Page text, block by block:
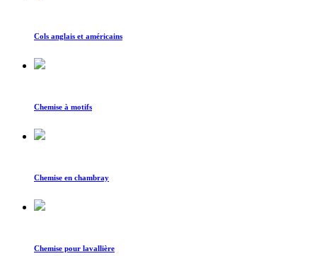
Cols anglais et américains
Chemise à motifs
Chemise en chambray
Chemise pour lavallière